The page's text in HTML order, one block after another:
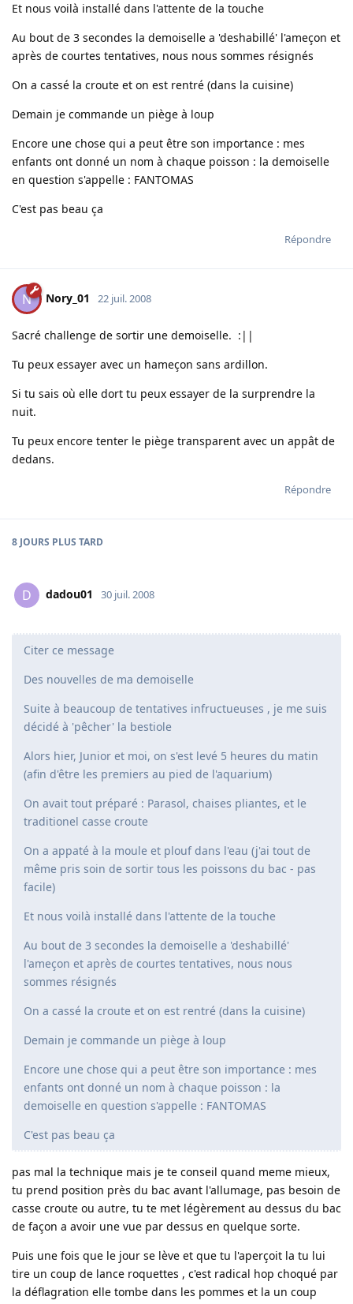
Et nous voilà installé dans l'attente de la touche
Au bout de 3 secondes la demoiselle a 'deshabillé' l'ameçon et
après de courtes tentatives, nous nous sommes résignés
On a cassé la croute et on est rentré (dans la cuisine)
Demain je commande un piège à loup
Encore une chose qui a peut être son importance : mes
enfants ont donné un nom à chaque poisson : la demoiselle
en question s'appelle : FANTOMAS
C'est pas beau ça
Répondre
N Nory_01 22 juil. 2008
Sacré challenge de sortir une demoiselle. :||
Tu peux essayer avec un hameçon sans ardillon.
Si tu sais où elle dort tu peux essayer de la surprendre la
nuit.
Tu peux encore tenter le piège transparent avec un appât de
dedans.
Répondre
8 JOURS PLUS TARD
D dadou01 30 juil. 2008
Citer ce message
Des nouvelles de ma demoiselle
Suite à beaucoup de tentatives infructueuses , je me suis
décidé à 'pêcher' la bestiole
Alors hier, Junior et moi, on s'est levé 5 heures du matin
(afin d'être les premiers au pied de l'aquarium)
On avait tout préparé : Parasol, chaises pliantes, et le
traditionel casse croute
On a appaté à la moule et plouf dans l'eau (j'ai tout de
même pris soin de sortir tous les poissons du bac - pas
facile)
Et nous voilà installé dans l'attente de la touche
Au bout de 3 secondes la demoiselle a 'deshabillé'
l'ameçon et après de courtes tentatives, nous nous
sommes résignés
On a cassé la croute et on est rentré (dans la cuisine)
Demain je commande un piège à loup
Encore une chose qui a peut être son importance : mes
enfants ont donné un nom à chaque poisson : la
demoiselle en question s'appelle : FANTOMAS
C'est pas beau ça
pas mal la technique mais je te conseil quand meme mieux,
tu prend position près du bac avant l'allumage, pas besoin de
casse croute ou autre, tu te met légèrement au dessus du bac
de façon a avoir une vue par dessus en quelque sorte.
Puis une fois que le jour se lève et que tu l'aperçoit la tu lui
tire un coup de lance roquettes , c'est radical hop choqué par
la déflagration elle tombe dans les pommes et la un coup